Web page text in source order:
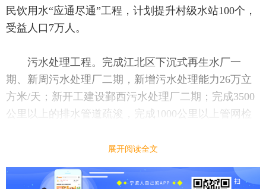
民饮用水“应通尽通”工程，计划提升村级水站100个，
受益人口7万人。
污水处理工程。完成江北区下沉式再生水厂一
期、新周污水处理厂二期，新增污水处理能力26万立
方米/天；新开工建设鄞西污水处理厂二期；完成3500
公里以上的排水管道疏浚，完成1000公里以上管网检
美丽河湖工程。创建20条（个）省、市级“美丽河
湖”，建成10个、建设20个美丽河湖片区，河道治理80
展开阅读全文